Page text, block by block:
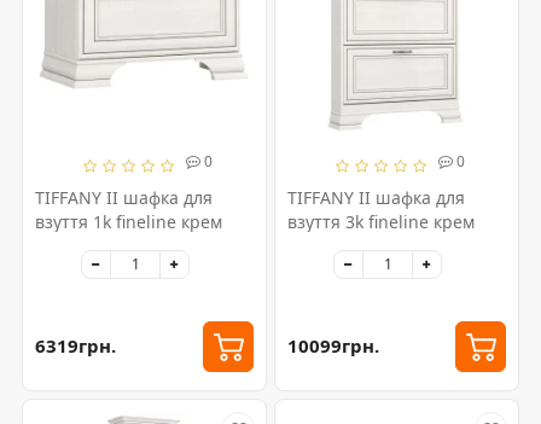
0
TIFFANY II шафка для
взуття 1k fineline крем
6319грн.
0
TIFFANY II шафка для
взуття 3k fineline крем
10099грн.